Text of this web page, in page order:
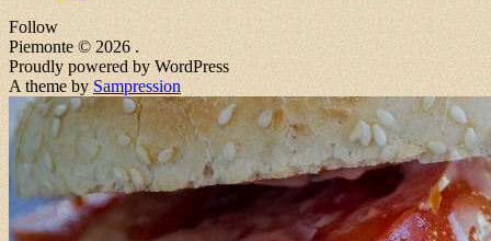
Follow
Piemonte © 2026 .
Proudly powered by WordPress
A theme by Sampression